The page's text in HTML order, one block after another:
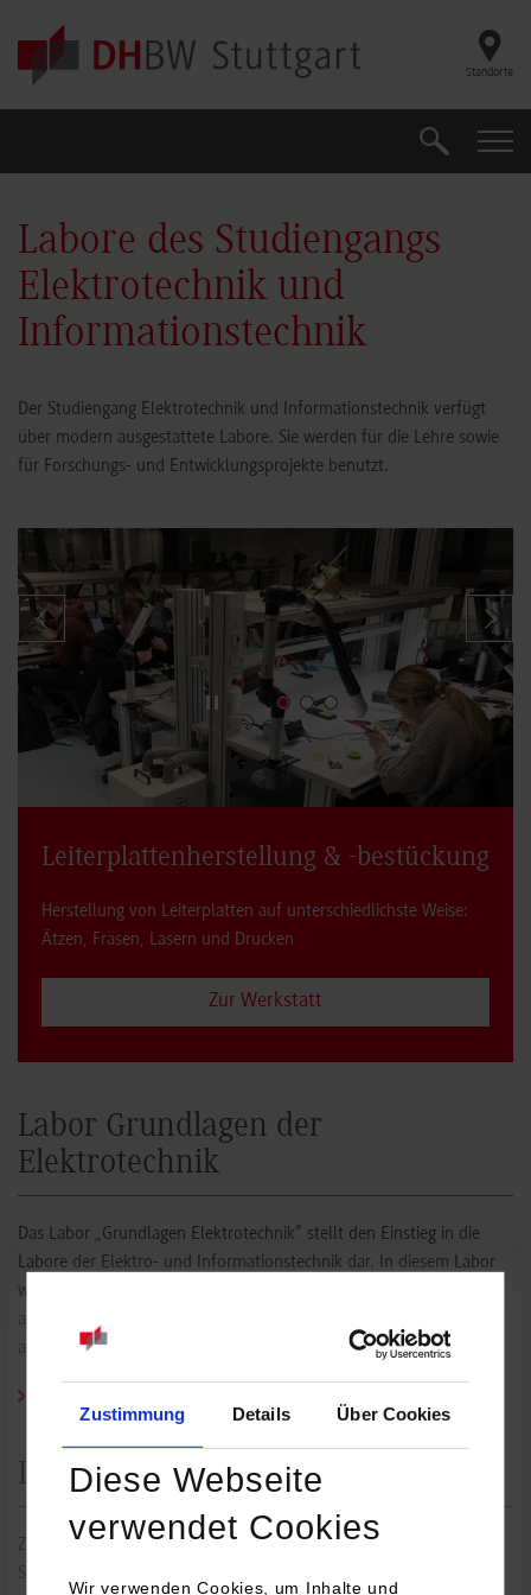
Zustimmung Details Über Cookies
Diese Webseite
verwendet Cookies
Wir verwenden Cookies, um Inhalte und
Skip to main content
Standorte
Suche
Labore des Studiengangs
Elektrotechnik und
Informationstechnik
Der Studiengang Elektrotechnik und Informationstechnik verfügt
über modern ausgestattete Labore. Sie werden für die Lehre sowie
für Forschungs- und Entwicklungsprojekte benutzt.
Leiterplattenherstellung & -bestückung
Herstellung von Leiterplatten auf unterschiedlichste Weise:
Ätzen, Fräsen, Lasern und Drucken
Zur Werkstatt
Zeige vorherigen Slide Zeige
Labor Grundlagen der
Elektrotechnik
Das Labor „Grundlagen Elektrotechnik” stellt den Einstieg in die
Labore der Elektro- und Informationstechnik dar. In diesem Labor
werden die grundlegenden Kenntnisse und Fertigkeiten vermittelt,
auf denen die spezialisierten Labore ab dem vierten Semester
aufbauen.
Labor Digitale Systeme
Zeitdiskrete Systeme spielen in elektrischen und mechatronischen
Systemen eine wichtige Rolle. Ziel der Laborübungen ist es, das